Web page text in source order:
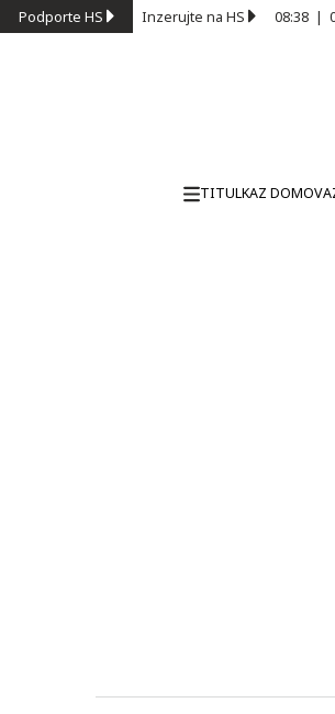
Podporte HS Inzerujte na HS 08:38 |
TITULKAZ DOMOVA